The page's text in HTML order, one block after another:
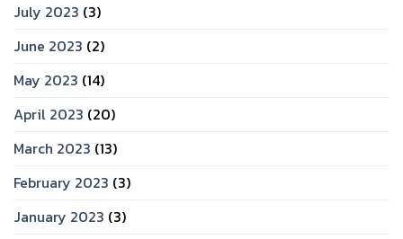
July 2023 (3)
June 2023 (2)
May 2023 (14)
April 2023 (20)
March 2023 (13)
February 2023 (3)
January 2023 (3)